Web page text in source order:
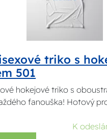
triko s
501
hokejové triko s
fanouška! Hotový
K